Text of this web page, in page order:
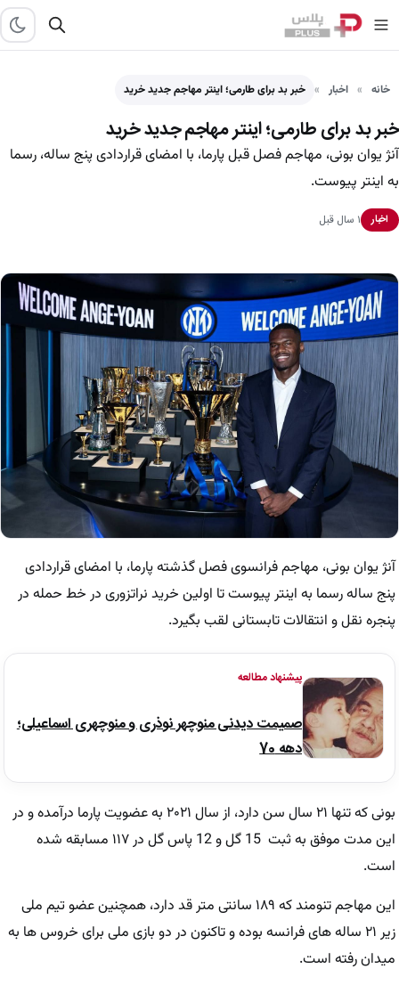
خانه اخبار خبر بد برای طارمی؛ اینتر مهاجم جدید خرید
خبر بد برای طارمی؛ اینتر مهاجم جدید خرید
آنژ یوان بونی، مهاجم فصل قبل پارما، با امضای قراردادی پنج ساله، رسما
به اینتر پیوست.
اخبار ۱ سال قبل
آنژ یوان بونی، مهاجم فرانسوی فصل گذشته پارما، با امضای قراردادی
پنج ساله رسما به اینتر پیوست تا اولین خرید نراتزوری در خط حمله در
پنجره نقل و انتقالات تابستانی لقب بگیرد.
پیشنهاد مطالعه
صمیمت دیدنی منوچهر نوذری و منوچهری اسماعیلی؛
دهه 70
بونی که تنها ۲۱ سال سن دارد، از سال ۲۰۲۱ به عضویت پارما درآمده و در
این مدت موفق به ثبت 15 گل و 12 پاس گل در ۱۱۷ مسابقه شده
است.
این مهاجم تنومند که ۱۸۹ سانتی متر قد دارد، همچنین عضو تیم ملی
زیر ۲۱ ساله های فرانسه بوده و تاکنون در دو بازی ملی برای خروس ها به
میدان رفته است.